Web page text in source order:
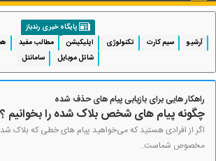
پایگاه خبری رندباز
آرشیو
سیم کارت تکنولوژی اپلیکیشن مطالب مفید
شاتل موبایل
سامانتل
راهکار هایی برای بازیابی پیام های حذف شده
چگونه پیام های شخص بلاک شده را بخوانیم ؟
اگر از افرادی هستید که می‌خواهید پیام های خطی که بلاک
مخصوص شماست..